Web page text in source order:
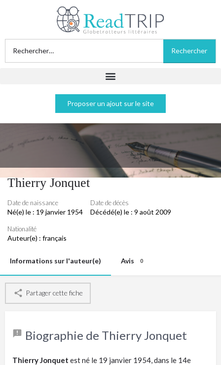
Proposer un ajout sur le site
Thierry Jonquet
Date de naissance
Né(e) le : 19 janvier 1954
Date de décès
Décédé(e) le : 9 août 2009
Nationalité
Auteur(e) : français
Informations sur l'auteur(e) Avis 0
Partager cette fiche
Biographie de Thierry Jonquet
Thierry Jonquet est né le 19 janvier 1954, dans le 14e